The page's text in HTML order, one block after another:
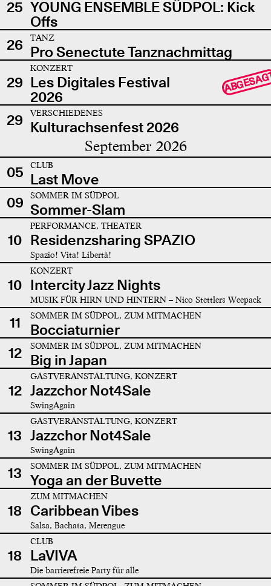
25 YOUNG ENSEMBLE SÜDPOL: Kick
Offs
26
TANZ
Pro Senectute Tanznachmittag
29
KONZERT
Les Digitales Festival
2026
29 VERSCHIEDENES
Kulturachsenfest 2026
September 2026
05 CLUB
Last Move
09
SOMMER IM SÜDPOL
Sommer-Slam
10
PERFORMANCE, THEATER
Residenzsharing SPAZIO
Spazio! Vita! Libertà!
10
KONZERT
Intercity Jazz Nights
MUSIK FÜR HIRN UND HINTERN – Nico Stettlers Weepack
11 SOMMER IM SÜDPOL, ZUM MITMACHEN
Bocciaturnier
12
SOMMER IM SÜDPOL, ZUM MITMACHEN
Big in Japan
12
GASTVERANSTALTUNG, KONZERT
Jazzchor Not4Sale
SwingAgain
13
GASTVERANSTALTUNG, KONZERT
Jazzchor Not4Sale
SwingAgain
13 SOMMER IM SÜDPOL, ZUM MITMACHEN
Yoga an der Buvette
18
ZUM MITMACHEN
Caribbean Vibes
Salsa, Bachata, Merengue
18
CLUB
LaVIVA
Die barrierefreie Party für alle